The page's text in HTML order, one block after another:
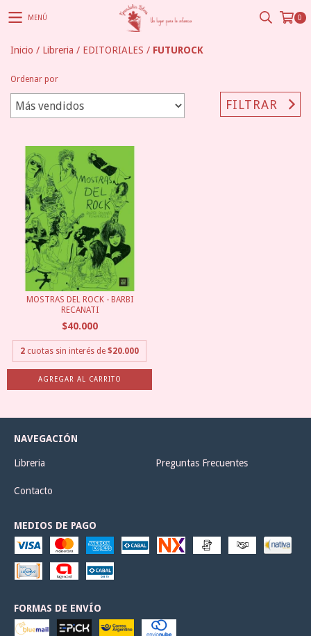
MENÚ 0
Inicio / Libreria / EDITORIALES / FUTUROCK
Ordenar por
FILTRAR
MOSTRAS DEL ROCK - BARBI
RECANATI
$40.000
2 cuotas sin interés de $20.000
NAVEGACIÓN
Libreria Preguntas Frecuentes
Contacto
MEDIOS DE PAGO
FORMAS DE ENVÍO